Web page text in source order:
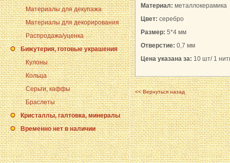
Материалы для декупажа
Материалы для декорирования
Распродажа/уценка
Бижутерия, готовые украшения
Кулоны
Кольца
Серьги, каффы
Браслеты
Кристаллы, галтовка, минералы
Временно нет в наличии
Материал: металлокерамика
Цвет: серебро
Размер: 5*4 мм
Отверстие: 0,7 мм
Цена указана за: 10 шт/ 1
<< Вернуться назад